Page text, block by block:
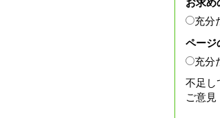
お求め
充分
ページ
充分
不足し
ご意見